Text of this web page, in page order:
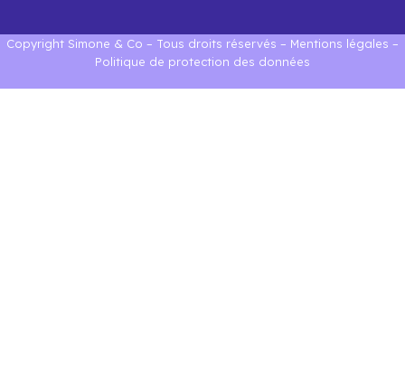
Copyright Simone & Co – Tous droits réservés – Mentions légales –
Politique de protection des données